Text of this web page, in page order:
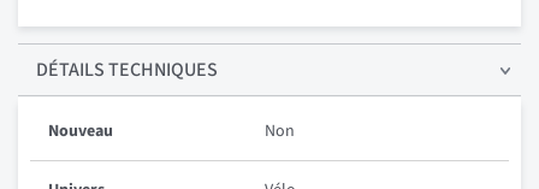
DÉTAILSTECHNIQUES
Nouveau Non